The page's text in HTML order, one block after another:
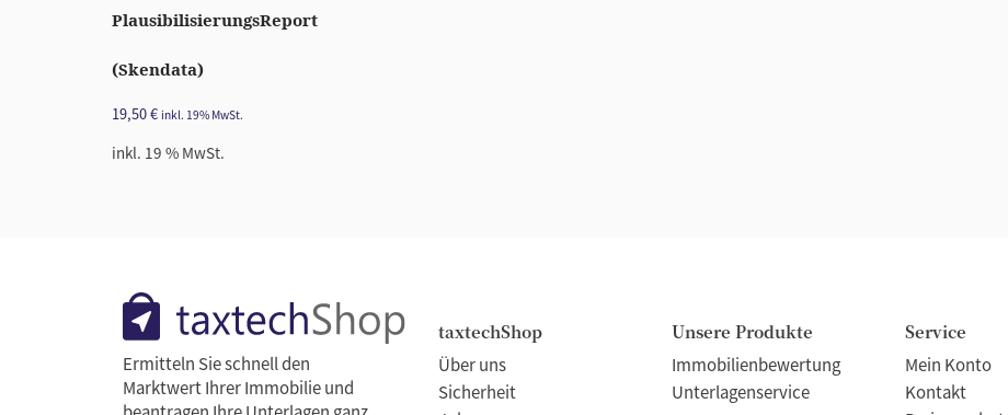
PlausibilisierungsReport
(Skendata)
19,50€ inkl. 19% MwSt.
inkl. 19 % MwSt.
Ermitteln Sie schnell den
Marktwert Ihrer Immobilie und
taxtechShop
Über uns
Sicherheit
Unsere Produkte
Immobilienbewertung
Unterlagenservice
Service
Mein Konto
Kontakt